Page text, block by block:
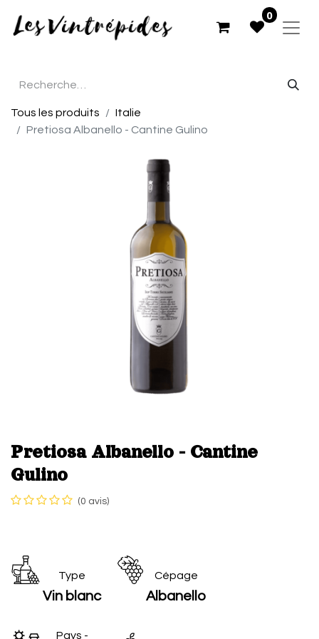
0
Tous les produits
Italie
Pretiosa Albanello - Cantine Gulino
Pretiosa Albanello - Cantine
Gulino
(0 avis)
Type Cépage
Vin blanc Albanello
Pays -